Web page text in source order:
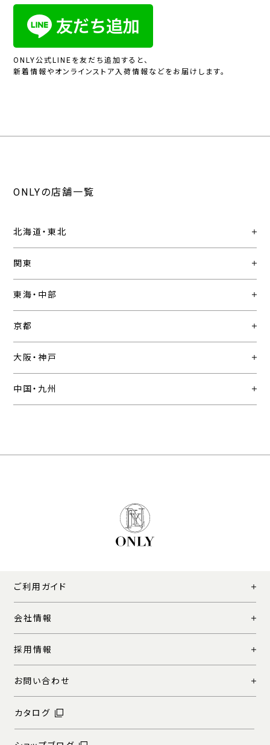
ONLY公式LINEを友だち追加すると、
新着情報やオンラインストア入荷情報などをお届けします。
ONLYの店舗一覧
北海道・東北
関東
東海・中部
京都
大阪・神戸
中国・九州
ご利用ガイド
会社情報
採用情報
お問い合わせ
カタログ